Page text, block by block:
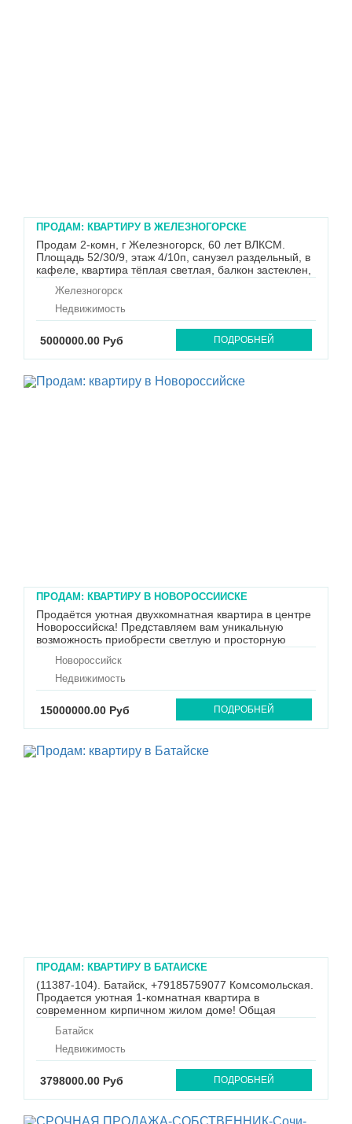
ПРОДАМ: КВАРТИРУ В ЖЕЛЕЗНОГОРСКЕ
Продам 2-комн, г Железногорск, 60 лет ВЛКСМ.
Площадь 52/30/9, этаж 4/10п, санузел раздельный, в
кафеле, квартира тёплая светлая, балкон застеклен,
стены выронены. Рядом школы, дет. сады, магазины,
остановки, храм. Спокойный спальный район города.
Рассматриваем любую форму расчета (ипотека,
сертифика...
Железногорск
5000000.00 Руб
Недвижимость
ПОДРОБНЕЙ
ПРОДАМ: КВАРТИРУ В НОВОРОССИЙСКЕ
Продаётся уютная двухкомнатная квартира в центре
Новороссийска! Представляем вам уникальную
возможность приобрести светлую и просторную
комплекс "Новороссийский"! Основные
преимущества квартиры: - Расположение: Квартира
находится в самом сердце города, ...
Новороссийск
15000000.00 Руб
Недвижимость
ПОДРОБНЕЙ
ПРОДАМ: КВАРТИРУ В БАТАЙСКЕ
(11387-104). Батайск, +79185759077 Комсомольская.
Продается уютная 1-комнатная квартира в
современном кирпичном жилом доме! Общая
квартире все удобства, индивидуальное отопление и
низкие коммунальные платежи. Удобное
расположение: рядом находятс...
Батайск
3798000.00 Руб
Недвижимость
ПОДРОБНЕЙ